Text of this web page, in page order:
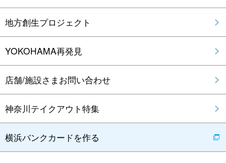
地方創生プロジェクト
YOKOHAMA再発見
店舗/施設さまお問い合わせ
神奈川テイクアウト特集
横浜バンクカードを作る